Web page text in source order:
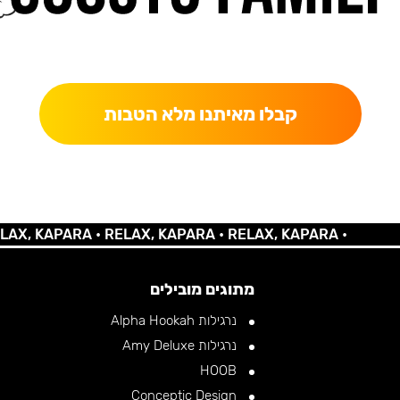
קבלו מאיתנו מלא הטבות
•RELAX, KAPARA •RELAX, KAPARA •
מתוגים מובילים
נרגילות Alpha Hookah
נרגילות Amy Deluxe